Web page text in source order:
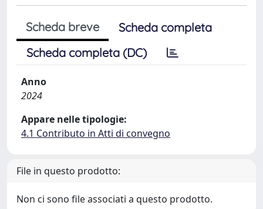
Scheda breve
Scheda completa
Scheda completa (DC)
Anno
2024
Appare nelle tipologie:
4.1 Contributo in Atti di convegno
File in questo prodotto:
Non ci sono file associati a questo prodotto.